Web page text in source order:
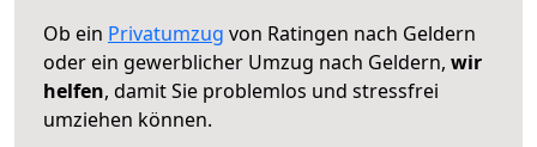
Ob ein Privatumzug von Ratingen nach Geldern
oder ein gewerblicher Umzug nach Geldern, wir
helfen, damit Sie problemlos und stressfrei
umziehen können.